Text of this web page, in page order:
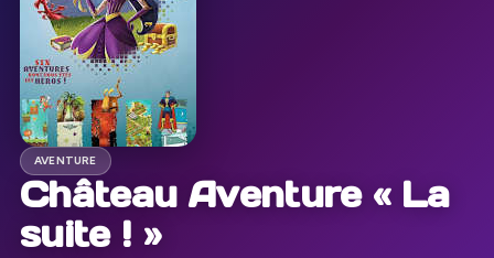
AVENTURE
Château Aventure « La
suite ! »